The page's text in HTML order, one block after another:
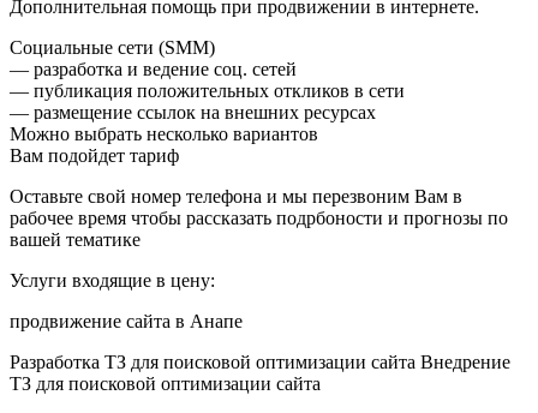
Дополнительная помощь при продвижении в интернете.
Социальные сети (SMM)
— разработка и ведение соц. сетей
— публикация положительных откликов в сети
— размещение ссылок на внешних ресурсах
Можно выбрать несколько вариантов
Вам подойдет тариф
Оставьте свой номер телефона и мы перезвоним Вам в
рабочее время чтобы рассказать подрбоности и прогнозы по
вашей тематике
Услуги входящие в цену:
продвижение сайта в Анапе
Разработка ТЗ для поисковой оптимизации сайта Внедрение
ТЗ для поисковой оптимизации сайта